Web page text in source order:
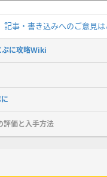
記事・書き込みへのご意見は
ぷに攻略Wiki
評価と入手方法